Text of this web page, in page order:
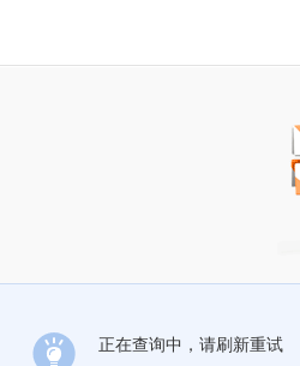
正在查询中，请刷新重试